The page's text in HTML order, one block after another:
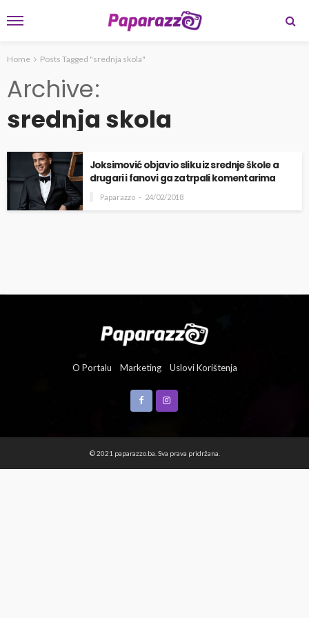
Home Posts Tagged "srednja skola"
Archive
srednja skola
Joksimović objavio sliku iz srednje škole a
drugari i fanovi ga zatrpali komentarima
Paparazzo 24/02/2018
O Portalu Marketing Uslovi Korištenja
© 2021 paparazzo.ba. Sva prava pridržana.